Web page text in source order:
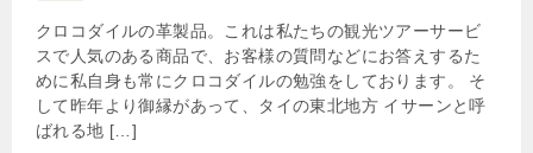
クロコダイルの革製品。これは私たちの観光ツアーサービ
スで人気のある商品で、お客様の質問などにお答えするた
めに私自身も常にクロコダイルの勉強をしております。 そ
して昨年より御縁があって、タイの東北地方 イサーンと呼
ばれる地 […]